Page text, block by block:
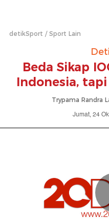
detikSport Sport Lain
Beda Sikap
Indonesia, tapi
Trypama Randra
Jumat, 24